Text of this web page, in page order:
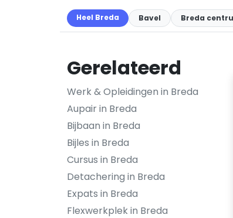
Heel Breda Bavel Breda
Gerelateerd
Werk & Opleidingen in Breda
Aupair in Breda
Bijbaan in Breda
Bijles in Breda
Cursus in Breda
Detachering in Breda
Expats in Breda
Flexwerkplek in Breda